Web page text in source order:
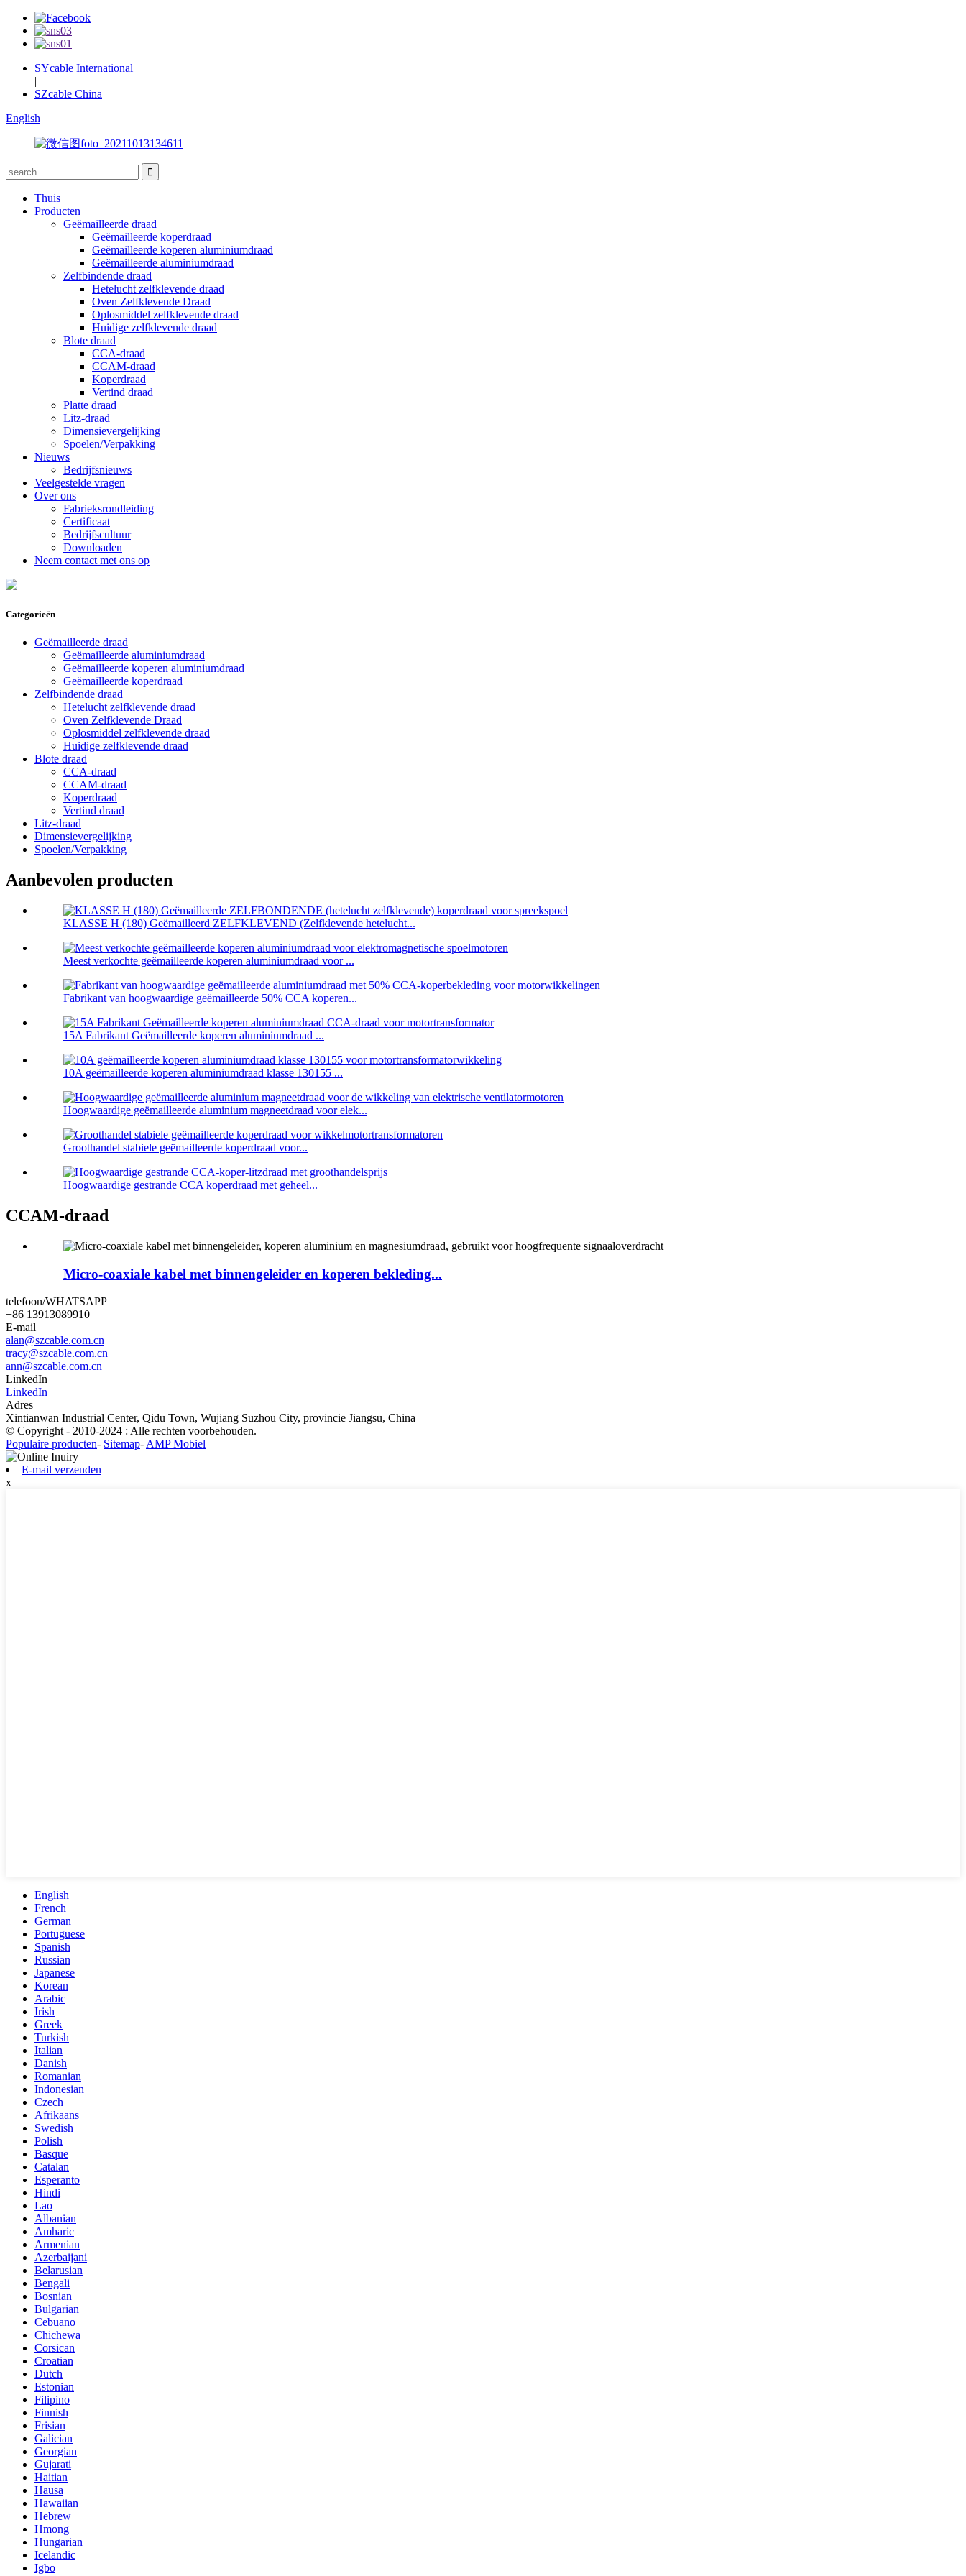
SYcable International
|
SZcable China
English
Thuis
Producten
Geëmailleerde draad
Geëmailleerde koperdraad
Geëmailleerde koperen aluminiumdraad
Geëmailleerde aluminiumdraad
Zelfbindende draad
Hetelucht zelfklevende draad
Oven Zelfklevende Draad
Oplosmiddel zelfklevende draad
Huidige zelfklevende draad
Blote draad
CCA-draad
CCAM-draad
Koperdraad
Vertind draad
Platte draad
Litz-draad
Dimensievergelijking
Spoelen/Verpakking
Nieuws
Bedrijfsnieuws
Veelgestelde vragen
Over ons
Fabrieksrondleiding
Certificaat
Bedrijfscultuur
Downloaden
Neem contact met ons op
Categorieën
Geëmailleerde draad
Geëmailleerde aluminiumdraad
Geëmailleerde koperen aluminiumdraad
Geëmailleerde koperdraad
Zelfbindende draad
Hetelucht zelfklevende draad
Oven Zelfklevende Draad
Oplosmiddel zelfklevende draad
Huidige zelfklevende draad
Blote draad
CCA-draad
CCAM-draad
Koperdraad
Vertind draad
Litz-draad
Dimensievergelijking
Spoelen/Verpakking
Aanbevolen producten
KLASSE H (180) Geëmailleerd ZELFKLEVEND (Zelfklevende hetelucht...
Meest verkochte geëmailleerde koperen aluminiumdraad voor ...
Fabrikant van hoogwaardige geëmailleerde 50% CCA koperen...
15A Fabrikant Geëmailleerde koperen aluminiumdraad ...
10A geëmailleerde koperen aluminiumdraad klasse 130155 ...
Hoogwaardige geëmailleerde aluminium magneetdraad voor elek...
Groothandel stabiele geëmailleerde koperdraad voor...
Hoogwaardige gestrande CCA koperdraad met geheel...
CCAM-draad
Micro-coaxiale kabel met binnengeleider en koperen bekleding...
telefoon/WHATSAPP
+86 13913089910
E-mail
alan@szcable.com.cn
tracy@szcable.com.cn
ann@szcable.com.cn
LinkedIn
LinkedIn
Adres
Xintianwan Industrial Center, Qidu Town, Wujiang Suzhou City, provincie Jiangsu, China
© Copyright - 2010-2024 : Alle rechten voorbehouden.
Populaire producten- Sitemap-AMP Mobiel
E-mail verzenden
x
English
French
German
Portuguese
Spanish
Russian
Japanese
Korean
Arabic
Irish
Greek
Turkish
Italian
Danish
Romanian
Indonesian
Czech
Afrikaans
Swedish
Polish
Basque
Catalan
Esperanto
Hindi
Lao
Albanian
Amharic
Armenian
Azerbaijani
Belarusian
Bengali
Bosnian
Bulgarian
Cebuano
Chichewa
Corsican
Croatian
Dutch
Estonian
Filipino
Finnish
Frisian
Galician
Georgian
Gujarati
Haitian
Hausa
Hawaiian
Hebrew
Hmong
Hungarian
Icelandic
Igbo